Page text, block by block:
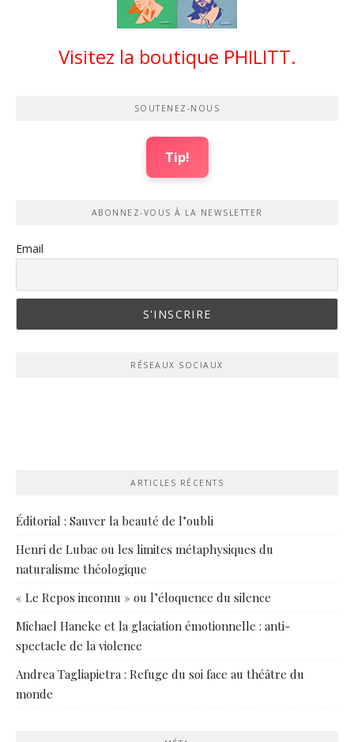
Visitez la boutique PHILITT.
SOUTENEZ-NOUS
Tip!
ABONNEZ-VOUS À LA NEWSLETTER
Email
RÉSEAUX SOCIAUX
ARTICLES RÉCENTS
Éditorial : Sauver la beauté de l’oubli
Henri de Lubac ou les limites métaphysiques du
naturalisme théologique
« Le Repos inconnu » ou l’éloquence du silence
Michael Haneke et la glaciation émotionnelle : anti-
spectacle de la violence
Andrea Tagliapietra : Refuge du soi face au théâtre du
monde